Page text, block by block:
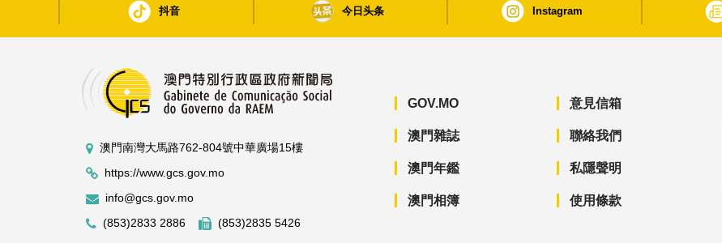
抖音 今日头条 Instagram
澳門南灣大馬路762-804號中華廣場15樓
https://www.gcs.gov.mo
info@gcs.gov.mo
(853)2833 2886
(853)2835 5426
GOV.MO
澳門雜誌
澳門年鑑
澳門相簿
意見信箱
聯絡我們
私隱聲明
使用條款